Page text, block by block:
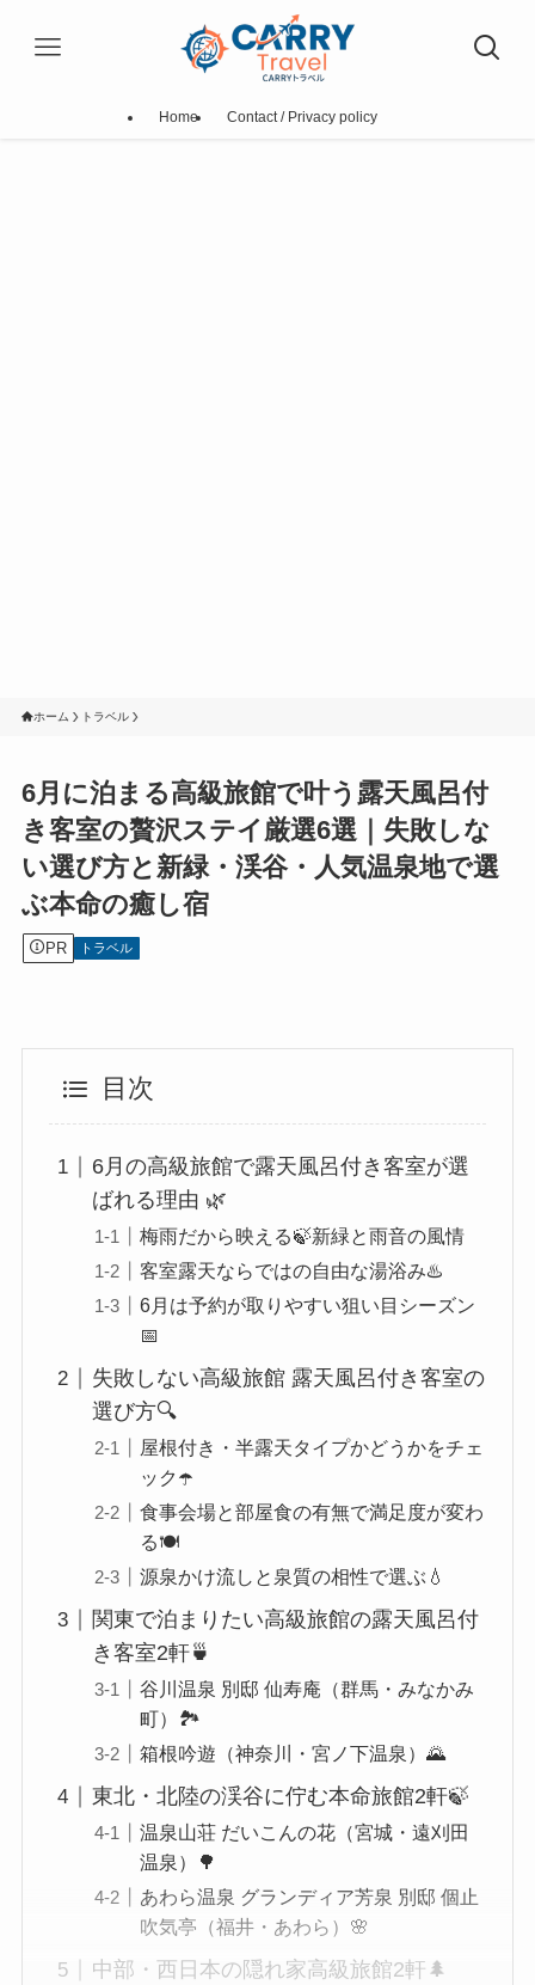
Home Contact / Privacy policy
ホーム トラベル
6月に泊まる高級旅館で叶う露天風呂付
き客室の贅沢ステイ厳選6選｜失敗しな
い選び方と新緑・渓谷・人気温泉地で選
ぶ本命の癒し宿
PR トラベル
目次
6月の高級旅館で露天風呂付き客室が選
ばれる理由 🌿
梅雨だから映える🍃新緑と雨音の風情
客室露天ならではの自由な湯浴み♨️
6月は予約が取りやすい狙い目シーズン
📅
失敗しない高級旅館 露天風呂付き客室の
選び方🔍
屋根付き・半露天タイプかどうかをチェ
ック☂️
食事会場と部屋食の有無で満足度が変わ
る🍽️
源泉かけ流しと泉質の相性で選ぶ💧
関東で泊まりたい高級旅館の露天風呂付
き客室2軒🍵
谷川温泉 別邸 仙寿庵（群馬・みなかみ
町）🏞️
箱根吟遊（神奈川・宮ノ下温泉）🌄
東北・北陸の渓谷に佇む本命旅館2軒🍃
温泉山荘 だいこんの花（宮城・遠刈田
温泉）🌳
あわら温泉 グランディア芳泉 別邸 個止
吹気亭（福井・あわら）🌸
中部・西日本の隠れ家高級旅館2軒🌲